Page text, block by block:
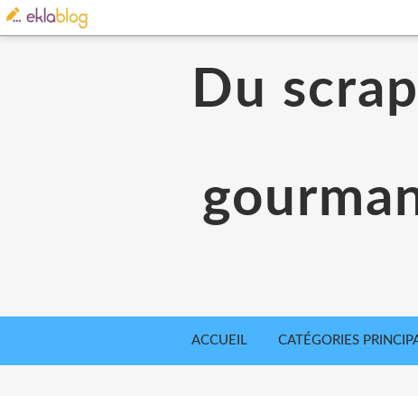
Du
ACCUEIL CATÉGORIES